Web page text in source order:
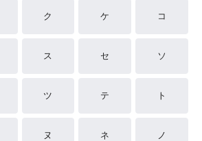
ク ケ コ
ス セ ソ
ツ テ ト
ヌ ネ ノ